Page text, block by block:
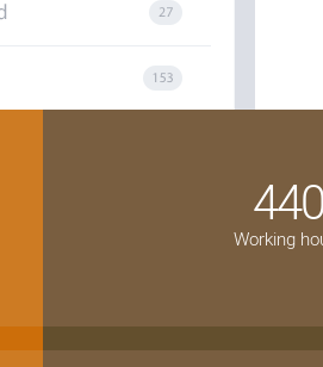
440
Working